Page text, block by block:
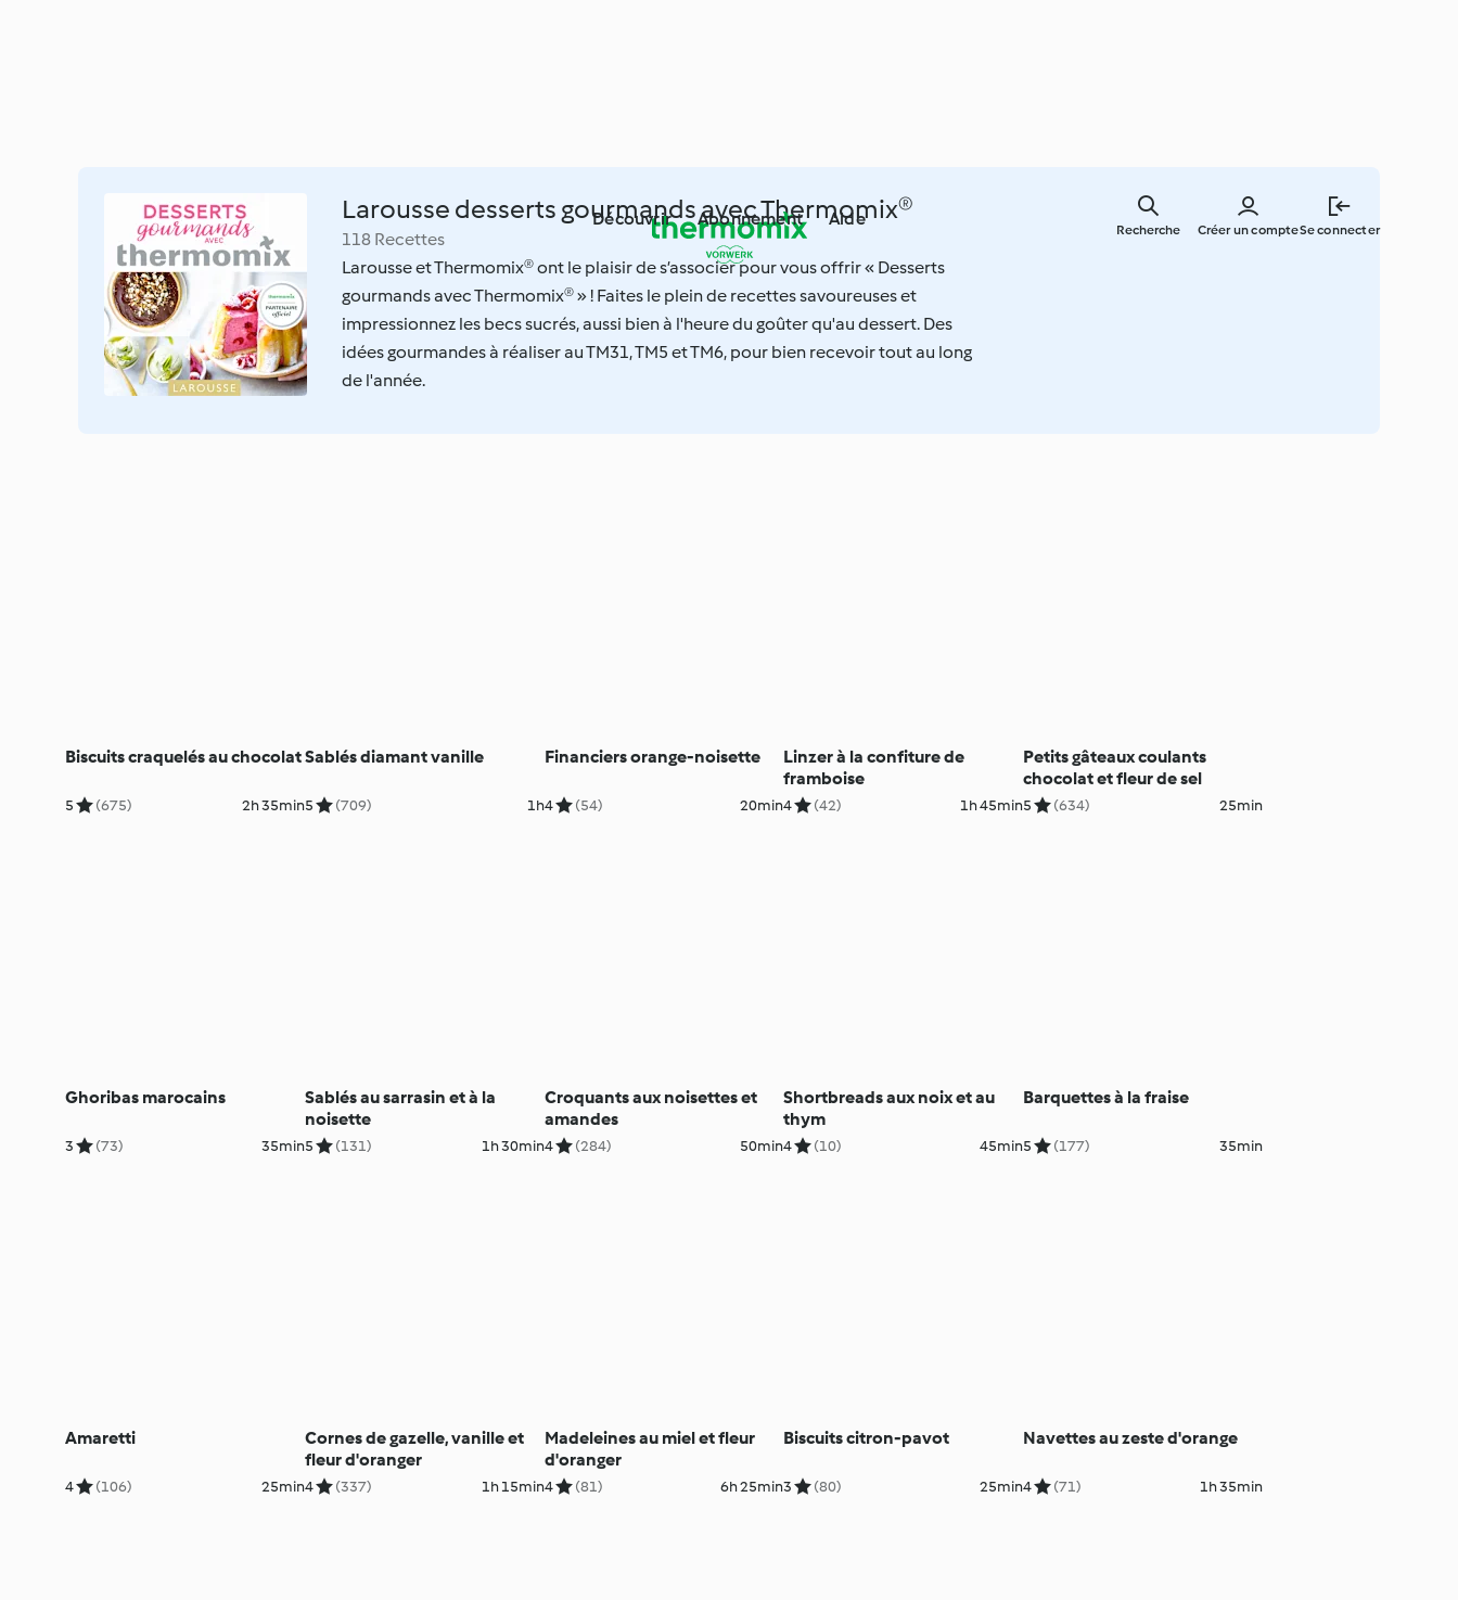
main
Découvrir Abonnement Aide
Créer un compteSe connecter
Recherche
Larousse desserts gourmands avec Thermomix®
118 Recettes
Larousse et Thermomix® ont le plaisir de s’associer pour vous offrir « Desserts
gourmands avec Thermomix® » ! Faites le plein de recettes savoureuses et
impressionnez les becs sucrés, aussi bien à l'heure du goûter qu'au dessert. Des
idées gourmandes à réaliser au TM31, TM5 et TM6, pour bien recevoir tout au long
de l'année.
Biscuits craquelés au chocolat
5 (675) 2h 35min
Sablés diamant vanille
5 (709) 1h
Financiers orange-noisette
4 (54) 20min
Linzer à la confiture de
framboise
4 (42) 1h 45min
Petits gâteaux coulants
chocolat et fleur de sel
5 (634) 25min
Ghoribas marocains
3 (73) 35min
Sablés au sarrasin et à la
noisette
5 (131) 1h 30min
Croquants aux noisettes et
amandes
4 (284) 50min
Shortbreads aux noix et au
thym
4 (10) 45min
Barquettes à la fraise
5 (177) 35min
Amaretti
4 (106) 25min
Cornes de gazelle, vanille et
fleur d'oranger
4 (337) 1h 15min
Madeleines au miel et fleur
d'oranger
4 (81) 6h 25min
Biscuits citron-pavot
3 (80) 25min
Navettes au zeste d'orange
4 (71) 1h 35min